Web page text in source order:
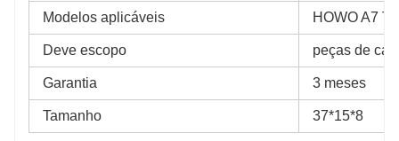
Modelos aplicáveis HOWO A7
Deve escopo peças de
Garantia 3 meses
Tamanho 37*15*8